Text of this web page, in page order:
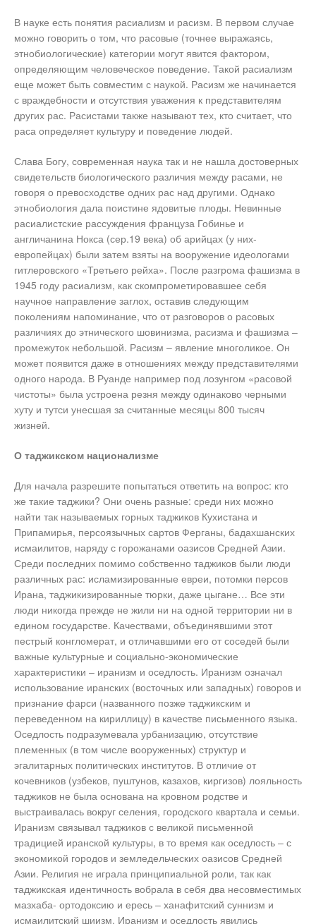
В науке есть понятия расиализм и расизм. В первом случае
можно говорить о том, что расовые (точнее выражаясь,
этнобиологические) категории могут явится фактором,
определяющим человеческое поведение. Такой расиализм
еще может быть совместим с наукой. Расизм же начинается
с враждебности и отсутствия уважения к представителям
других рас. Расистами также называют тех, кто считает, что
раса определяет культуру и поведение людей.
Слава Богу, современная наука так и не нашла достоверных
свидетельств биологического различия между расами, не
говоря о превосходстве одних рас над другими. Однако
этнобиология дала поистине ядовитые плоды. Невинные
расиалистские рассуждения француза Гобинье и
англичанина Нокса (сер.19 века) об арийцах (у них-
европейцах) были затем взяты на вооружение идеологами
гитлеровского «Третьего рейха». После разгрома фашизма в
1945 году расиализм, как скомпрометировавшее себя
научное направление заглох, оставив следующим
поколениям напоминание, что от разговоров о расовых
различиях до этнического шовинизма, расизма и фашизма –
промежуток небольшой. Расизм – явление многоликое. Он
может появится даже в отношениях между представителями
одного народа. В Руанде например под лозунгом «расовой
чистоты» была устроена резня между одинаково черными
хуту и тутси унесшая за считанные месяцы 800 тысяч
жизней.
О таджикском национализме
Для начала разрешите попытаться ответить на вопрос: кто
же такие таджики? Они очень разные: среди них можно
найти так называемых горных таджиков Кухистана и
Припамирья, персоязычных сартов Ферганы, бадахшанских
исмаилитов, наряду с горожанами оазисов Средней Азии.
Среди последних помимо собственно таджиков были люди
различных рас: исламизированные евреи, потомки персов
Ирана, таджикизированные тюрки, даже цыгане… Все эти
люди никогда прежде не жили ни на одной территории ни в
едином государстве. Качествами, объединявшими этот
пестрый конгломерат, и отличавшими его от соседей были
важные культурные и социально-экономические
характеристики – иранизм и оседлость. Иранизм означал
использование иранских (восточных или западных) говоров и
признание фарси (названного позже таджикским и
переведенном на кириллицу) в качестве письменного языка.
Оседлость подразумевала урбанизацию, отсутствие
племенных (в том числе вооруженных) структур и
эгалитарных политических институтов. В отличие от
кочевников (узбеков, пуштунов, казахов, киргизов) лояльность
таджиков не была основана на кровном родстве и
выстраивалась вокруг селения, городского квартала и семьи.
Иранизм связывал таджиков с великой письменной
традицией иранской культуры, в то время как оседлость – с
экономикой городов и земледельческих оазисов Средней
Азии. Религия не играла принципиальной роли, так как
таджикская идентичность вобрала в себя два несовместимых
мазхаба- ортодоксию и ересь – ханафитский суннизм и
исмаилитский шиизм. Иранизм и оседлость явились